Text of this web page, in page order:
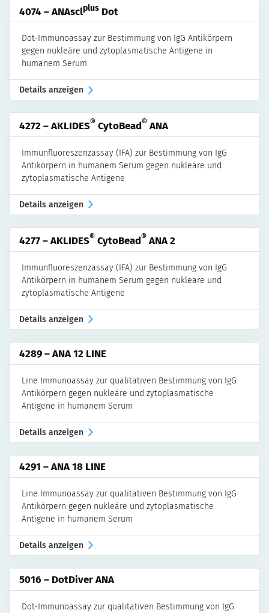
4074 – ANAsclplus Dot
Dot-Immunoassay zur Bestimmung von IgG Antikörpern
gegen nukleäre und zytoplasmatische Antigene in
humanem Serum
Details anzeigen
4272 – AKLIDES® CytoBead® ANA
Immunfluoreszenzassay (IFA) zur Bestimmung von IgG
Antikörpern in humanem Serum gegen nukleäre und
zytoplasmatische Antigene
Details anzeigen
4277 – AKLIDES® CytoBead® ANA 2
Immunfluoreszenzassay (IFA) zur Bestimmung von IgG
Antikörpern in humanem Serum gegen nukleare und
zytoplasmatische Antigene
Details anzeigen
4289 – ANA 12 LINE
Line Immunoassay zur qualitativen Bestimmung von IgG
Antikörpern gegen nukleäre und zytoplasmatische
Antigene in humanem Serum
Details anzeigen
4291 – ANA 18 LINE
Line Immunoassay zur qualitativen Bestimmung von IgG
Antikörpern gegen nukleäre und zytoplasmatische
Antigene in humanem Serum
Details anzeigen
5016 – DotDiver ANA
Dot-Immunoassay zur qualitativen Bestimmung von IgG